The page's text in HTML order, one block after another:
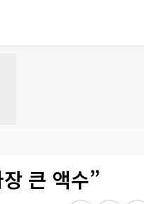
큰 액수”